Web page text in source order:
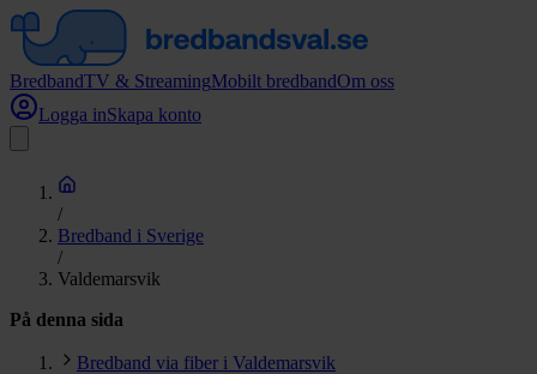
BredbandTV & StreamingMobilt bredbandOm oss
Logga inSkapa konto
/
Bredband i Sverige
/
Valdemarsvik
På denna sida
Bredband via fiber i Valdemarsvik